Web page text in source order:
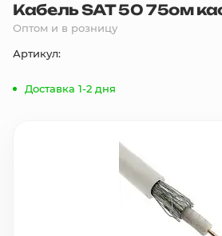
Каталог товаров
Быстрый заказ по списку
Кабель SAT 50 75ом
Оптом и в розницу
Артикул:
Доставка 1-2 дня